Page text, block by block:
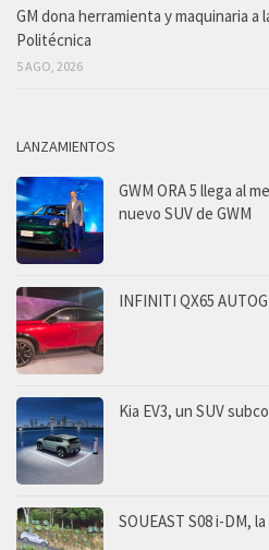
GM dona herramienta y maquinaria a
Politécnica
5 AGO, 2026
LANZAMIENTOS
GWM ORA 5 llega al
nuevo SUV de GWM
INFINITI QX65
Kia EV3, un SUV
SOUEAST S08 i-DM,